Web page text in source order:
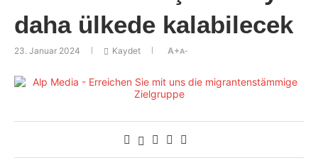
daha ülkede kalabilecek
23. Januar 2024 Kaydet A+A-